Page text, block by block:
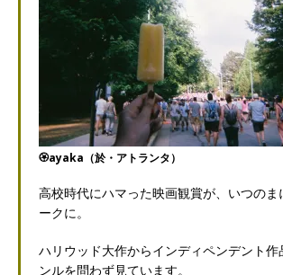
🏵️ayaka（於・アトランタ）
高校時代にハマった映画観賞が、いつのま
ークに。
ハリウッド大作からインディペンデント作
ンルを問わず見ています。